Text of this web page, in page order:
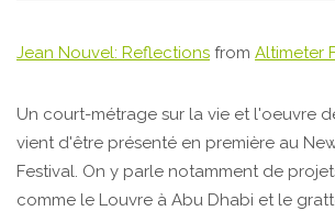
Jean Nouvel: Reflections from Altimeter
Un court-métrage sur la vie et l'oeuvre
vient d'être présenté en première au
Festival. On y parle notamment de
comme le Louvre à Abu Dhabi et le